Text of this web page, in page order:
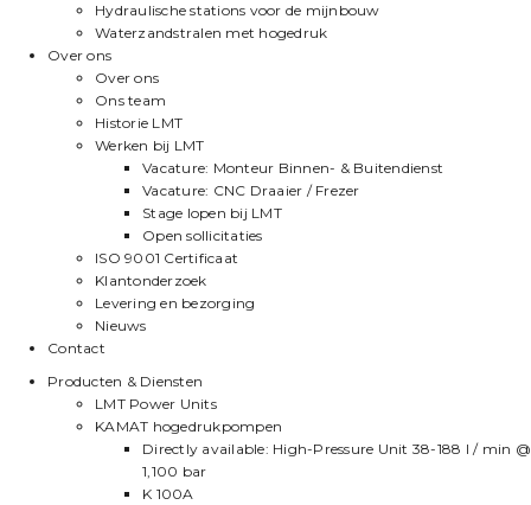
Hydraulische stations voor de mijnbouw
Waterzandstralen met hogedruk
Over ons
Over ons
Ons team
Historie LMT
Werken bij LMT
Vacature: Monteur Binnen- & Buitendienst
Vacature: CNC Draaier / Frezer
Stage lopen bij LMT
Open sollicitaties
ISO 9001 Certificaat
Klantonderzoek
Levering en bezorging
Nieuws
Contact
Producten & Diensten
LMT Power Units
KAMAT hogedrukpompen
Directly available: High-Pressure Unit 38-188 l / min @
1,100 bar
K 100A